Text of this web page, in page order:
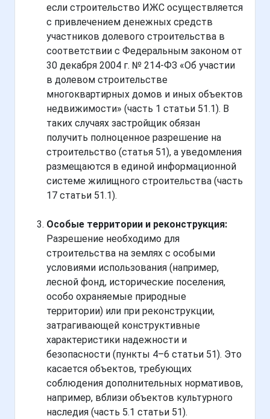
если строительство ИЖС осуществляется
с привлечением денежных средств
участников долевого строительства в
соответствии с Федеральным законом от
30 декабря 2004 г. № 214-ФЗ «Об участии
в долевом строительстве
многоквартирных домов и иных объектов
недвижимости» (часть 1 статьи 51.1). В
таких случаях застройщик обязан
получить полноценное разрешение на
строительство (статья 51), а уведомления
размещаются в единой информационной
системе жилищного строительства (часть
17 статьи 51.1).
Особые территории и реконструкция:
Разрешение необходимо для
строительства на землях с особыми
условиями использования (например,
лесной фонд, исторические поселения,
особо охраняемые природные
территории) или при реконструкции,
затрагивающей конструктивные
характеристики надежности и
безопасности (пункты 4–6 статьи 51). Это
касается объектов, требующих
соблюдения дополнительных нормативов,
например, вблизи объектов культурного
наследия (часть 5.1 статьи 51).